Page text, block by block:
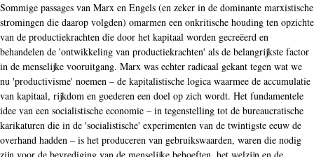
Sommige passages van Marx en Engels (en zeker in de dominante marxistische
stromingen die daarop volgden) omarmen een onkritische houding ten opzichte
van de productiekrachten die door het kapitaal worden gecreëerd en
behandelen de 'ontwikkeling van productiekrachten' als de belangrijkste factor
in de menselijke vooruitgang. Marx was echter radicaal gekant tegen wat we
nu 'productivisme' noemen – de kapitalistische logica waarmee de accumulatie
van kapitaal, rijkdom en goederen een doel op zich wordt. Het fundamentele
idee van een socialistische economie – in tegenstelling tot de bureaucratische
karikaturen die in de 'socialistische' experimenten van de twintigste eeuw de
overhand hadden – is het produceren van gebruikswaarden, waren die nodig